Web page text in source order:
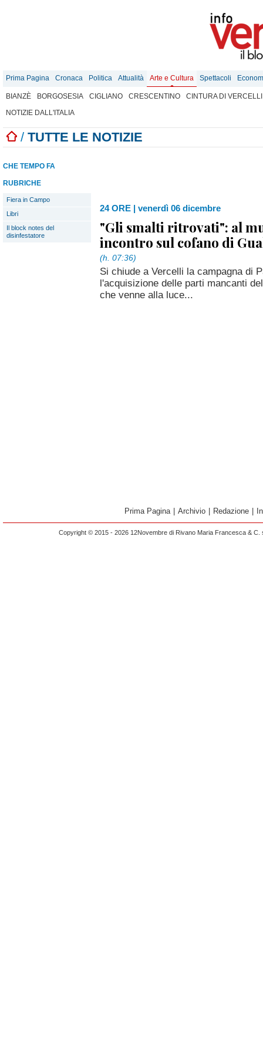
Prima Pagina Cronaca Politica Attualità Arte e Cultura Spettacoli
BIANZÈ BORGOSESIA CIGLIANO CRESCENTINO
CINTURA DI VERCELLI
NOTIZIE DALL'ITALIA
/ TUTTE LE NOTIZIE
CHE TEMPO FA
RUBRICHE
Fiera in Campo
Libri
Il block notes del
disinfestatore
24 ORE | venerdì 06 dicembre
"Gli smalti ritrovati": al
incontro sul cofano di
(h. 07:36)
Si chiude a Vercelli la campagna di
l'acquisizione delle parti mancanti
che venne alla luce...
Prima Pagina Archivio Redazione
Copyright © 2015 - 2026 12Novembre di Rivano Maria Francesca &